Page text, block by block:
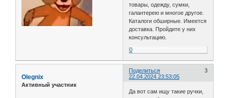
товары, одежду, сумки,
галантерею и многое другое.
Каталоги обширные. Имеется
доставка. Пройдите у них
консультацию.
0
Поделиться
3
22.04.2024 23:53:05
Olegnix
Активный участник
Да вот сам ищу такие ручки,